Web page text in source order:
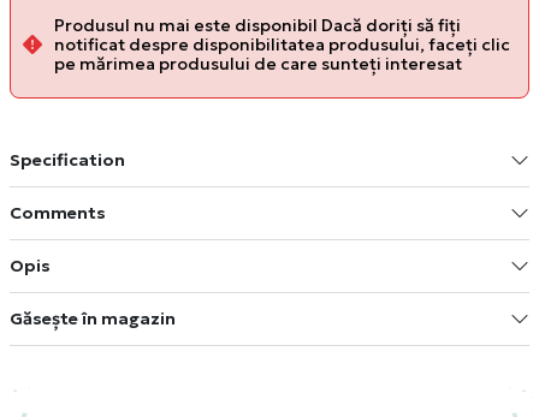
Produsul nu mai este disponibil Dacă doriți să fiți
notificat despre disponibilitatea produsului, faceți clic
pe mărimea produsului de care sunteți interesat
Specification
Comments
Opis
Găsește în magazin